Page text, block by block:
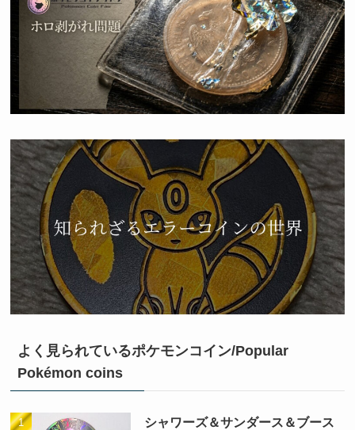
よく見られているポケモンコイン/Popular
Pokémon coins
シャワーズ＆サンダース＆ブース